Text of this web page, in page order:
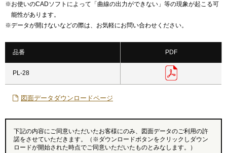
※お使いのCADソフトによって「曲線の出力ができない」等の現象が起こる可
能性があります。
※データが開けないなどの際は、お気軽にお問い合わせください。
品番 PDF
PL-28
図面データダウンロードページ
下記の内容にご同意いただいたお客様にのみ、図面データのご利用の許
諾をさせていただきます。（※ダウンロードボタンをクリックしダウン
ロードが開始された時点でご同意いただいたものとみなします。）